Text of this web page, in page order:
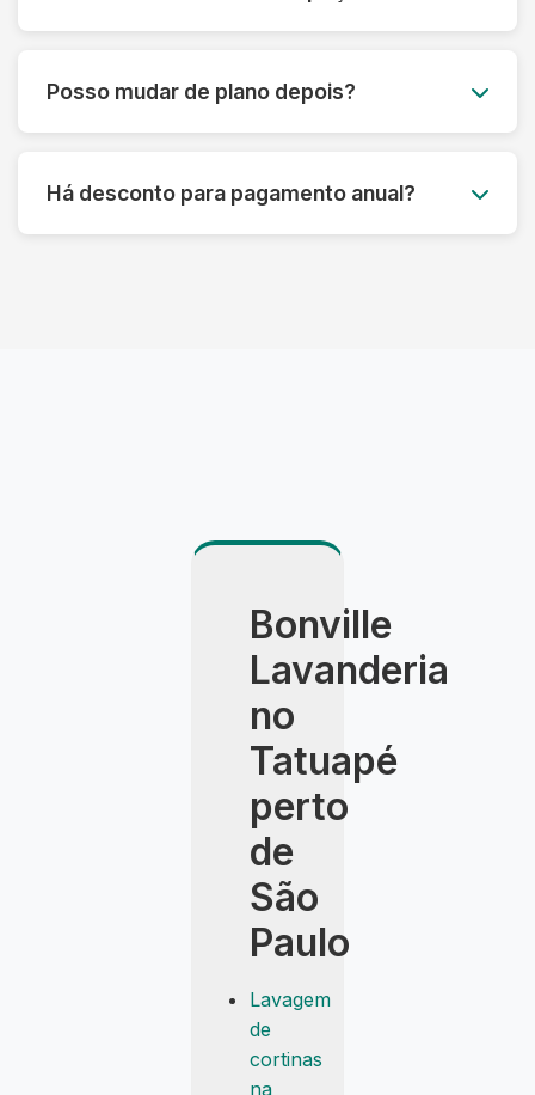
prioridade.
você aproveite ao máximo seu plano sem
desperdício.
Posso mudar de plano depois?
se às suas necessidades atuais.
Há desconto para pagamento anual?
Bonville
Lavanderia
no
Tatuapé
perto
de
São
Paulo
Lavagem
de
cortinas
na